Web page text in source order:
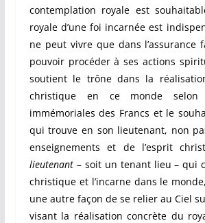
contemplation royale est
royale d’une foi incarnée est
ne peut vivre que dans l’assurance
pouvoir procéder à ses actions
soutient le trône dans la
christique en ce monde selon
immémoriales des Francs et le
qui trouve en son lieutenant, non
enseignements et de l’esprit
lieutenant – soit un tenant lieu – qui
christique et l’incarne dans le
une autre façon de se relier au Ciel
visant la réalisation concrète du